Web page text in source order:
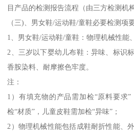
目产品的检测报告流程（由三方检测机
（三)、男女鞋/运动鞋/童鞋必要检测项
1、男女鞋/运动鞋/童鞋：物理机械性能
2、三岁以下婴幼儿布鞋：异味、标识
香胺染料、耐摩擦色牢度。
注：
1）有填充物的产品需加检“原料要求
检“材质”，儿童皮鞋需加检“异味”；
2）物理机械性能包括成鞋耐折性能、